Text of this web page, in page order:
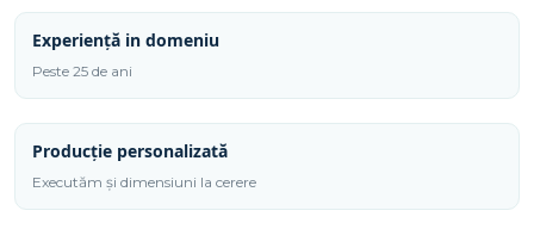
Experiență in domeniu
Peste 25 de ani
Producție personalizată
Executăm și dimensiuni la cerere